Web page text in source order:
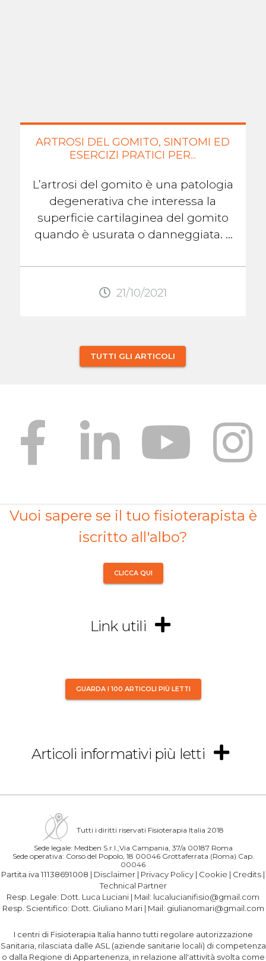
ARTROSI DEL GOMITO, SINTOMI ED
ESERCIZI PRATICI PER...
L’artrosi del gomito è una patologia
degenerativa che interessa la
superficie cartilaginea del gomito
quando è usurata o danneggiata. Il
21/10/2021
TUTTI GLI ARTICOLI
Vuoi sapere se il tuo fisioterapista è
iscritto all'albo?
CLICCA QUI
Link utili
GUARDA I 100 ARTICOLI PIÙ LETTI
Articoli informativi più letti
Tutti i diritti riservati Fisioterapia Italia 2018
Sede legale: Medben S.r.l.,Via Campania, 37/a 00187 Roma
Sede operativa: Corso del Popolo, 18 00046 Grottaferrata (Roma) Cap.
00046
Partita iva 11138691008 | Disclaimer | Privacy Policy | Cookie | Credits |
Technical Partner
Resp. Legale: Dott. Luca Luciani | Mail: lucalucianifisio@gmail.com
Resp. Scientifico: Dott. Giuliano Mari| Mail: giulianomari@gmail.com
I centri di Fisioterapia Italia hanno tutti regolare autorizzazione
Sanitaria, rilasciata dalle ASL (aziende sanitarie locali) di competenza
o dalla Regione di Appartenenza, in relazione all'attività svolta come